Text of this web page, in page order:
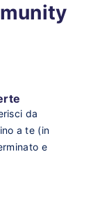
da
a te (in
e